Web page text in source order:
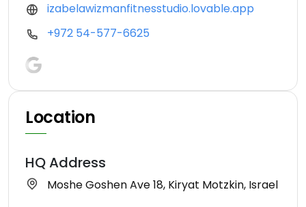
izabelawizmanfitnesstudio.lovable.app
+972 54-577-6625
Location
HQ Address
Moshe Goshen Ave 18, Kiryat Motzkin, Israel